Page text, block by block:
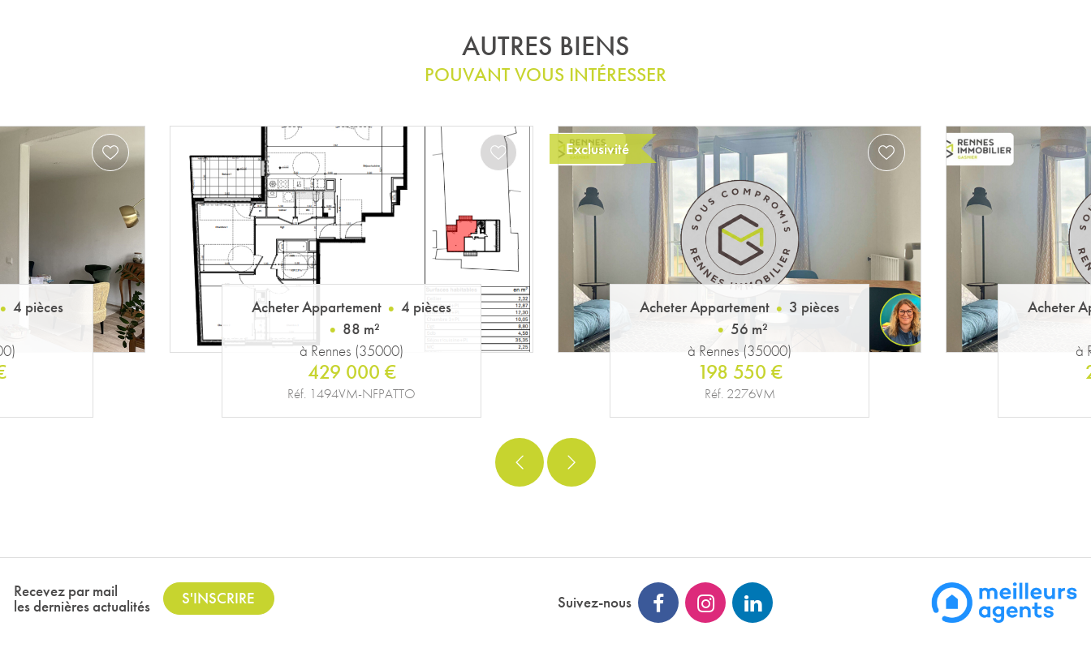
AUTRES BIENS
POUVANT VOUS INTÉRESSER
4 pièces Acheter Appartement
3 pièces
56 m²
à Rennes (35000)
198 550 €
Réf. 2276VM
Acheter Appartement
3 pièces
56 m²
à Rennes (35000)
219 450 €
Réf. 2276VM
Exclusivité
Acheter
à
Recevez par mail
les dernières actualités S'INSCRIRE Suivez-nous